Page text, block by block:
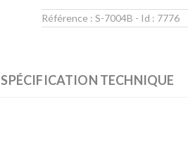
Référence : S-7004B - Id : 7776
SPÉCIFICATION TECHNIQUE